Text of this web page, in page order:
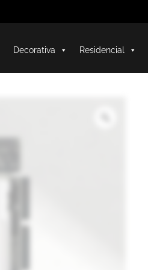
Decorativa Residencial